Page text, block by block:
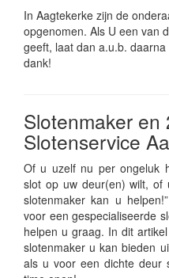
In Aagtekerke zijn de
opgenomen. Als U een van
geeft, laat dan a.u.b.
dank!
Slotenmaker en
Slotenservice
Of u uzelf nu per ongeluk
slot op uw deur(en) wilt, of
slotenmaker kan u
voor een gespecialiseerde
helpen u graag. In dit
slotenmaker u kan bieden
als u voor een dichte deur